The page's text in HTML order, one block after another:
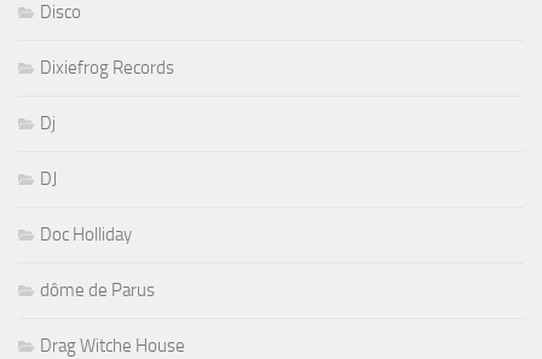
Disco
Dixiefrog Records
Dj
DJ
Doc Holliday
dôme de Parus
Drag Witche House